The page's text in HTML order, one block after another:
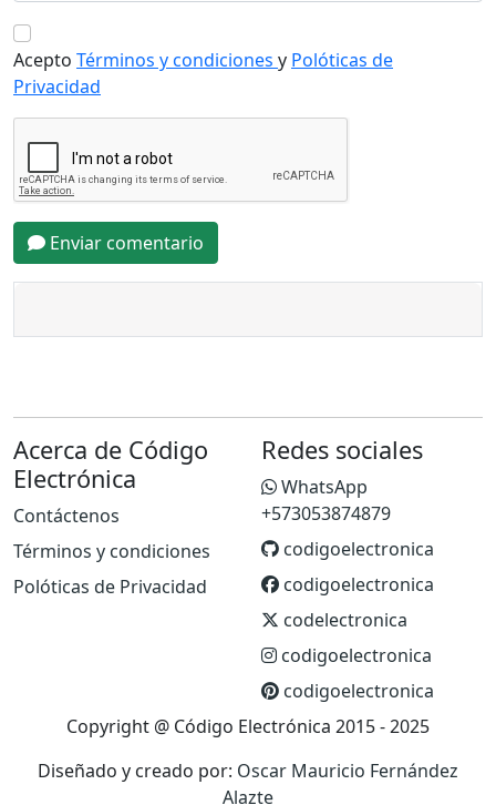
Acepto Términos y condiciones y Polóticas de
Privacidad
Enviar comentario
Acerca de Código
Electrónica
Contáctenos
Términos y condiciones
Polóticas de Privacidad
Redes sociales
WhatsApp
+573053874879
codigoelectronica
codigoelectronica
codelectronica
codigoelectronica
codigoelectronica
Copyright @ Código Electrónica 2015 - 2025
Diseñado y creado por: Oscar Mauricio Fernández
Alazte